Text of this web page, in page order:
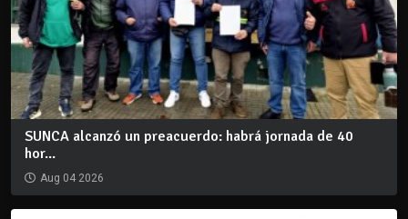
SUNCA alcanzó un preacuerdo: habrá jornada de 40
hor...
Aug 04 2026